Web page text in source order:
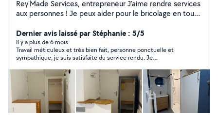
Rey'Made Services, entrepreneur J'aime rendre services
aux personnes ! Je peux aider pour le bricolage en tout
Très polyvalent Renovation maison /salle de bain /
plomberie / electricité / peinture
Dernier avis laissé par Stéphanie : 5/5
Il y a plus de 6 mois
Travail méticuleux et très bien fait, personne ponctuelle et
sympathique, je suis satisfaite du service rendu. Je